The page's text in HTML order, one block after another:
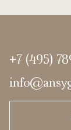
+7 (495)